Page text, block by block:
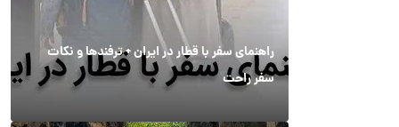
راهنمای سفر با قطار در ایران + ترفندها و نکات
سفر راحت